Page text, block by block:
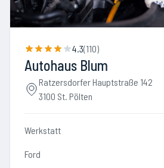
4.3(110)
Autohaus Blum
Ratzersdorfer Hauptstraße 142
3100 St. Pölten
Werkstatt
Ford